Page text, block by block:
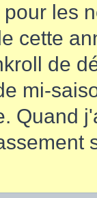
pour les
cette
de
mi-
Quand